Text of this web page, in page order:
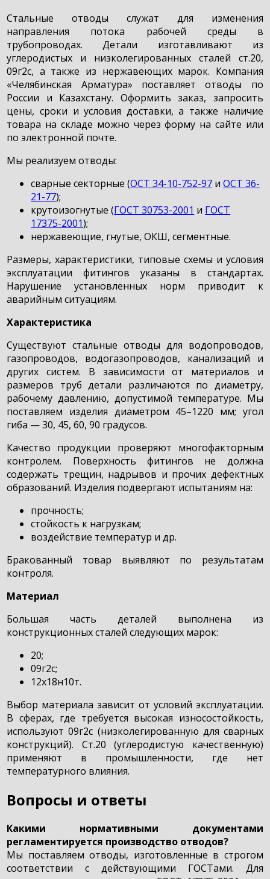
Стальные отводы служат для изменения
направления потока рабочей среды в
трубопроводах. Детали изготавливают из
углеродистых и низколегированных сталей ст.20,
09г2с, а также из нержавеющих марок. Компания
«Челябинская Арматура» поставляет отводы по
России и Казахстану. Оформить заказ, запросить
цены, сроки и условия доставки, а также наличие
товара на складе можно через форму на сайте или
по электронной почте.
Мы реализуем отводы:
сварные секторные (ОСТ 34-10-752-97 иОСТ 36-
21-77);
крутоизогнутые (ГОСТ 30753-2001 и ГОСТ
17375-2001);
нержавеющие, гнутые, ОКШ, сегментные.
Размеры, характеристики, типовые схемы и условия
эксплуатации фитингов указаны в стандартах.
Нарушение установленных норм приводит к
аварийным ситуациям.
Характеристика
Существуют стальные отводы для водопроводов,
газопроводов, водогазопроводов, канализаций и
других систем. В зависимости от материалов и
размеров труб детали различаются по диаметру,
рабочему давлению, допустимой температуре. Мы
поставляем изделия диаметром 45–1220 мм; угол
гиба — 30, 45, 60, 90 градусов.
Качество продукции проверяют многофакторным
контролем. Поверхность фитингов не должна
содержать трещин, надрывов и прочих дефектных
образований. Изделия подвергают испытаниям на:
прочность;
стойкость к нагрузкам;
воздействие температур и др.
Бракованный товар выявляют по результатам
контроля.
Материал
Большая часть деталей выполнена из
конструкционных сталей следующих марок:
20;
09г2с;
12х18н10т.
Выбор материала зависит от условий эксплуатации.
В сферах, где требуется высокая износостойкость,
используют 09г2с (низколегированную для сварных
конструкций). Ст.20 (углеродистую качественную)
применяют в промышленности, где нет
температурного влияния.
Вопросы и ответы
Какими нормативными документами
регламентируется производство отводов?
Мы поставляем отводы, изготовленные в строгом
соответствии с действующими ГОСТами. Для